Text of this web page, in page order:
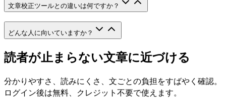
文章校正ツールとの違いは何ですか？
どんな人に向いていますか？
読者が止まらない文章に近づける
分かりやすさ、読みにくさ、文ごとの負担をすばやく確認。
ログイン後は無料、クレジット不要で使えます。